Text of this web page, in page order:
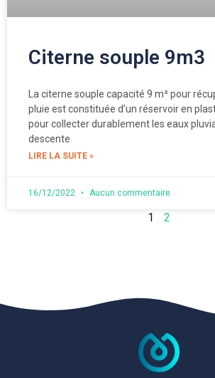
Citerne souple 9m3
La citerne souple capacité 9 m³ pour
pluie est constituée d’un réservoir en
pour collecter durablement les eaux
descente
LIRE LA SUITE »
16/12/2022 Aucun commentaire
1 2